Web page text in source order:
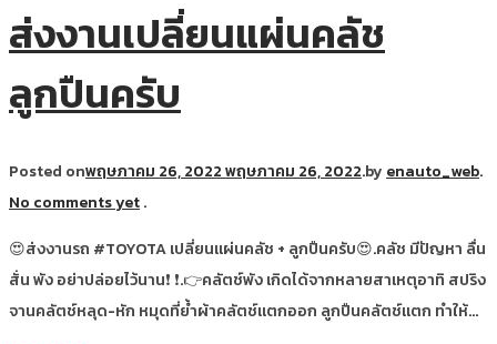
ส่งงานเปลี่ยนแผ่นคลัช
ลูกปืนครับ
Posted onพฤษภาคม 26, 2022พฤษภาคม 26, 2022.by enauto_web.
No comments yet.
😍ส่งงานรถ #TOYOTA เปลี่ยนแผ่นคลัช + ลูกปืนครับ😍.คลัช มีปัญหา ลื่น
สั่น พัง อย่าปล่อยไว้นาน❗ ❗.👉คลัตช์พัง เกิดได้จากหลายสาเหตุอาทิ สปริง
จานคลัตช์หลุด-หัก หมุดที่ย้ำผ้าคลัตช์แตกออก ลูกปืนคลัตช์แตก ทำให้…